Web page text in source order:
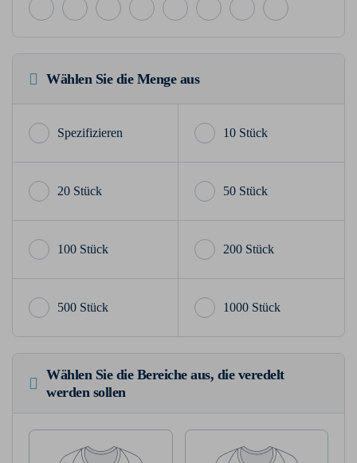
Wählen Sie die Menge aus
10 Stück
20 Stück 50 Stück
100 Stück 200 Stück
500 Stück 1000 Stück
Wählen Sie die Bereiche aus, die veredelt
werden sollen